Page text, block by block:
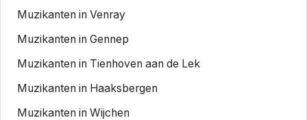
Muzikanten in Venray
Muzikanten in Gennep
Muzikanten in Tienhoven aan de Lek
Muzikanten in Haaksbergen
Muzikanten in Wijchen